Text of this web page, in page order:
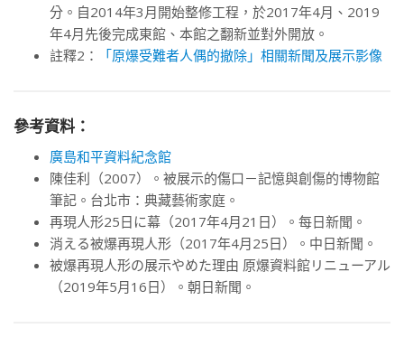
分。自2014年3月開始整修工程，於2017年4月、2019
年4月先後完成東館、本館之翻新並對外開放。
註釋2：
「原爆受難者人偶的撤除」相關新聞及展示影像
參考資料：
廣島和平資料紀念館
陳佳利（2007）。被展示的傷口－記憶與創傷的博物館
筆記。台北市：典藏藝術家庭。
再現人形25日に幕（2017年4月21日）。每日新聞。
消える被爆再現人形（2017年4月25日）。中日新聞。
被爆再現人形の展示やめた理由 原爆資料館リニューアル
（2019年5月16日）。朝日新聞。